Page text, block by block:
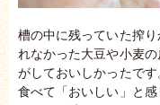
槽の中に残っていた搾
れなかった大豆や小麦
がしておいしかったで
食べて「おいしい」と